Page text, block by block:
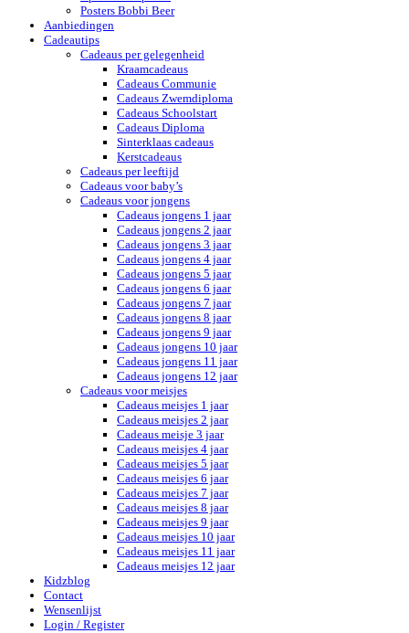
Posters Bobbi Beer
Aanbiedingen
Cadeautips
Cadeaus per gelegenheid
Kraamcadeaus
Cadeaus Communie
Cadeaus Zwemdiploma
Cadeaus Schoolstart
Cadeaus Diploma
Sinterklaas cadeaus
Kerstcadeaus
Cadeaus per leeftijd
Cadeaus voor baby’s
Cadeaus voor jongens
Cadeaus jongens 1 jaar
Cadeaus jongens 2 jaar
Cadeaus jongens 3 jaar
Cadeaus jongens 4 jaar
Cadeaus jongens 5 jaar
Cadeaus jongens 6 jaar
Cadeaus jongens 7 jaar
Cadeaus jongens 8 jaar
Cadeaus jongens 9 jaar
Cadeaus jongens 10 jaar
Cadeaus jongens 11 jaar
Cadeaus jongens 12 jaar
Cadeaus voor meisjes
Cadeaus meisjes 1 jaar
Cadeaus meisjes 2 jaar
Cadeaus meisje 3 jaar
Cadeaus meisjes 4 jaar
Cadeaus meisjes 5 jaar
Cadeaus meisjes 6 jaar
Cadeaus meisjes 7 jaar
Cadeaus meisjes 8 jaar
Cadeaus meisjes 9 jaar
Cadeaus meisjes 10 jaar
Cadeaus meisjes 11 jaar
Cadeaus meisjes 12 jaar
Kidzblog
Contact
Wensenlijst
Login / Register